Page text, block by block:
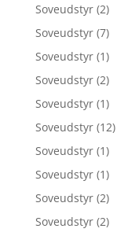
Soveudstyr (2)
Soveudstyr (7)
Soveudstyr (1)
Soveudstyr (2)
Soveudstyr (1)
Soveudstyr (12)
Soveudstyr (1)
Soveudstyr (1)
Soveudstyr (2)
Soveudstyr (2)